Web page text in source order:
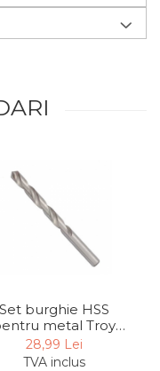
Set burghie HSS
metal Troy
Ø 10.5 mm, 5
bucati
28,99 Lei
TVA inclus